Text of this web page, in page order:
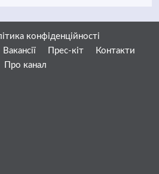
конфіденційності
Вакансії Прес-кіт
Контакти
Про канал